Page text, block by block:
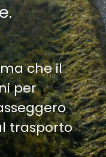
che il
per
trasporto